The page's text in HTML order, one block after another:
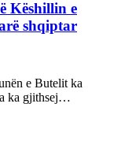
Këshillin e
shqiptar
e Butelit ka
ka gjithsej…